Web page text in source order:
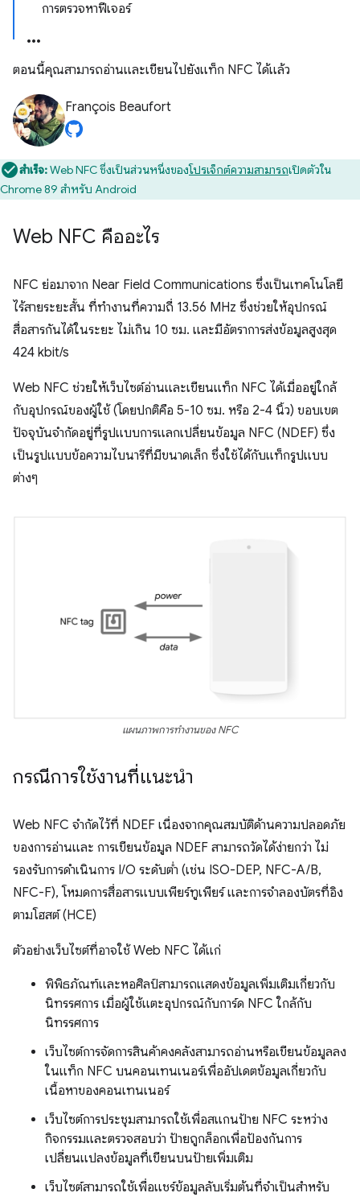
การตรวจหาฟีเจอร์
ตอนนี้คุณสามารถอ่านและเขียนไปยังแท็ก NFC ได้แล้ว
François Beaufort
สำเร็จ:Web NFC ซึ่งเป็นส่วนหนึ่งของโปรเจ็กต์ความสามารถเปิดตัวใน
Chrome 89 สำหรับ Android
Web NFC คืออะไร
NFC ย่อมาจาก Near Field Communications ซึ่งเป็นเทคโนโลยี
ไร้สายระยะสั้น ที่ทำงานที่ความถี่ 13.56 MHz ซึ่งช่วยให้อุปกรณ์
สื่อสารกันได้ในระยะ ไม่เกิน 10 ซม. และมีอัตราการส่งข้อมูลสูงสุด
424 kbit/s
Web NFC ช่วยให้เว็บไซต์อ่านและเขียนแท็ก NFC ได้เมื่ออยู่ใกล้
กับอุปกรณ์ของผู้ใช้ (โดยปกติคือ 5-10 ซม. หรือ 2-4 นิ้ว) ขอบเขต
ปัจจุบันจำกัดอยู่ที่รูปแบบการแลกเปลี่ยนข้อมูล NFC (NDEF) ซึ่ง
เป็นรูปแบบข้อความไบนารีที่มีขนาดเล็ก ซึ่งใช้ได้กับแท็กรูปแบบ
ต่างๆ
แผนภาพการทำงานของ NFC
กรณีการใช้งานที่แนะนำ
Web NFC จำกัดไว้ที่ NDEF เนื่องจากคุณสมบัติด้านความปลอดภัย
ของการอ่านและ การเขียนข้อมูล NDEF สามารถวัดได้ง่ายกว่า ไม่
รองรับการดำเนินการ I/O ระดับต่ำ (เช่น ISO-DEP, NFC-A/B,
NFC-F), โหมดการสื่อสารแบบเพียร์ทูเพียร์ และการจำลองบัตรที่อิง
ตามโฮสต์ (HCE)
ตัวอย่างเว็บไซต์ที่อาจใช้ Web NFC ได้แก่
พิพิธภัณฑ์และหอศิลป์สามารถแสดงข้อมูลเพิ่มเติมเกี่ยวกับ
นิทรรศการ เมื่อผู้ใช้แตะอุปกรณ์กับการ์ด NFC ใกล้กับ
นิทรรศการ
เว็บไซต์การจัดการสินค้าคงคลังสามารถอ่านหรือเขียนข้อมูลลง
ในแท็ก NFC บนคอนเทนเนอร์เพื่ออัปเดตข้อมูลเกี่ยวกับ
เนื้อหาของคอนเทนเนอร์
เว็บไซต์การประชุมสามารถใช้เพื่อสแกนป้าย NFC ระหว่าง
กิจกรรมและตรวจสอบว่า ป้ายถูกล็อกเพื่อป้องกันการ
เปลี่ยนแปลงข้อมูลที่เขียนบนป้ายเพิ่มเติม
เว็บไซต์สามารถใช้เพื่อแชร์ข้อมูลลับเริ่มต้นที่จำเป็นสำหรับ